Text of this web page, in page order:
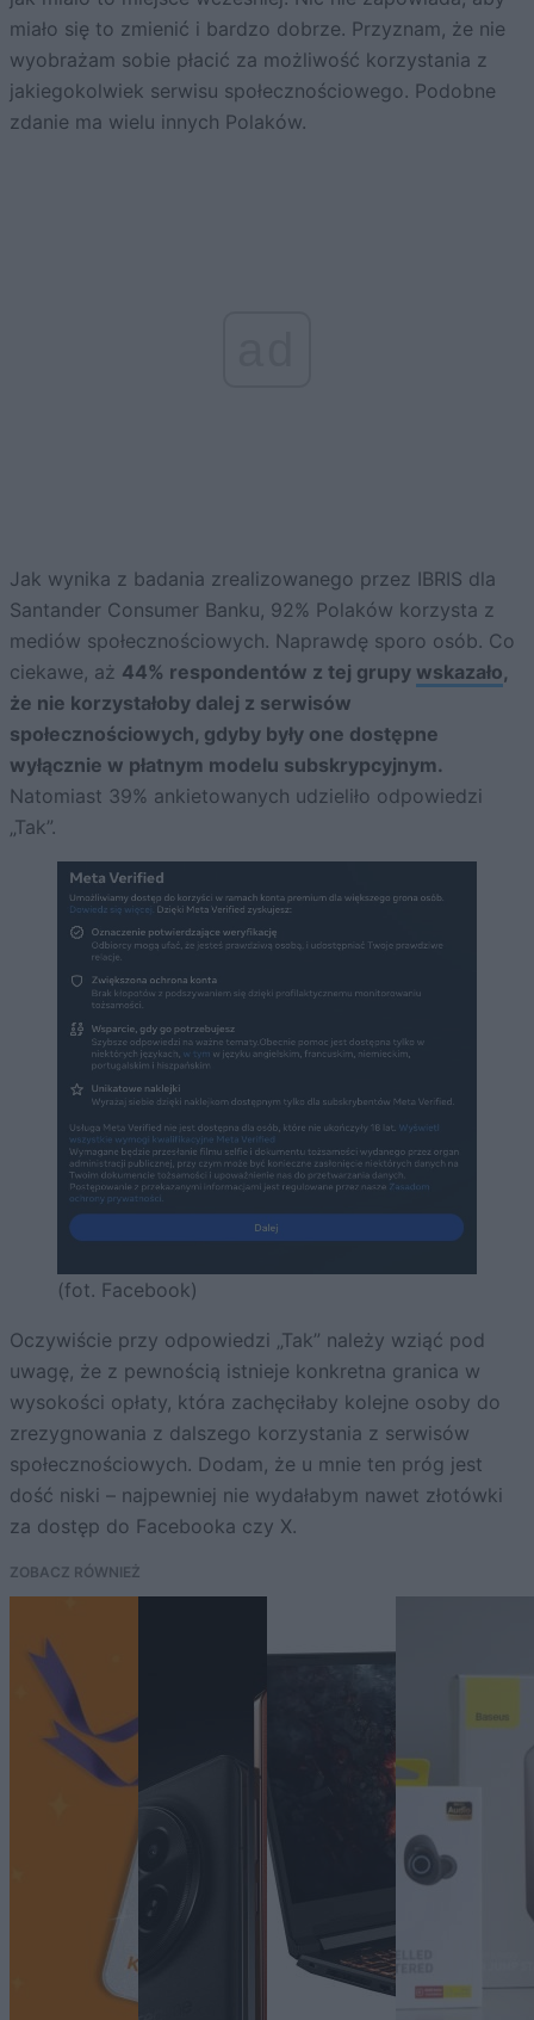
miało się to zmienić i bardzo dobrze. Przyznam, że nie
wyobrażam sobie płacić za możliwość korzystania z
jakiegokolwiek serwisu społecznościowego. Podobne
zdanie ma wielu innych Polaków.
Jak wynika z badania zrealizowanego przez IBRIS dla
Santander Consumer Banku, 92% Polaków korzysta z
mediów społecznościowych. Naprawdę sporo osób. Co
ciekawe, aż 44% respondentów z tej grupy wskazało,
że nie korzystałoby dalej z serwisów
społecznościowych, gdyby były one dostępne
wyłącznie w płatnym modelu subskrypcyjnym.
Natomiast 39% ankietowanych udzieliło odpowiedzi
„Tak”.
(fot. Facebook)
Oczywiście przy odpowiedzi „Tak” należy wziąć pod
uwagę, że z pewnością istnieje konkretna granica w
wysokości opłaty, która zachęciłaby kolejne osoby do
zrezygnowania z dalszego korzystania z serwisów
społecznościowych. Dodam, że u mnie ten próg jest
dość niski – najpewniej nie wydałabym nawet złotówki
za dostęp do Facebooka czy X.
ZOBACZ RÓWNIEŻ